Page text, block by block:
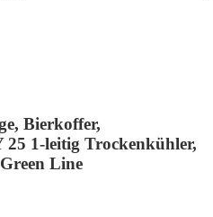
Bierkoffer,
1-leitig Trockenkühler,
Line